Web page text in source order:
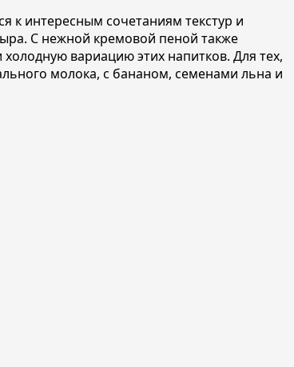
к интересным сочетаниям текстур и
С нежной кремовой пеной также
вариацию этих напитков. Для тех,
молока, с бананом, семенами льна и